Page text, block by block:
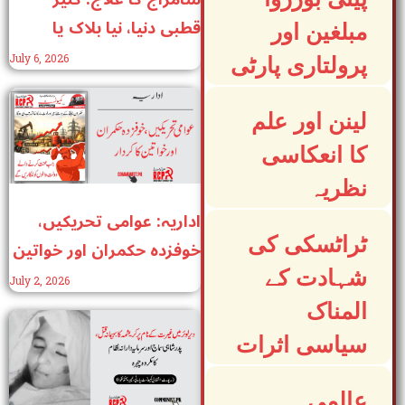
قطبی دنیا، نیا بلاک یا
مزدور راج؟
July 6, 2026
اداریہ: عوامی تحریکیں،
خوفزدہ حکمران اور خواتین
کا کردار
July 2, 2026
مبلغین اور
پرولتاری پارٹی
لینن اور علم
کا انعکاسی
نظریہ
ٹراٹسکی کی
شہادت کے
المناک
سیاسی اثرات